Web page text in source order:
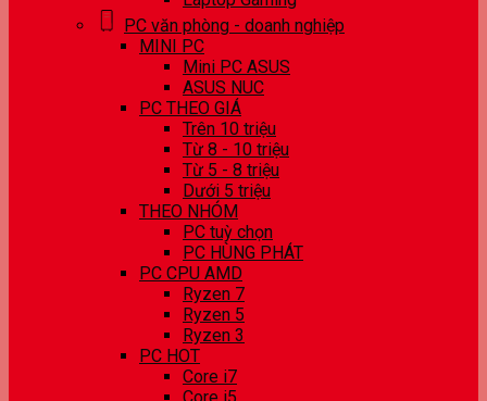
PC văn phòng - doanh nghiệp
MINI PC
Mini PC ASUS
ASUS NUC
PC THEO GIÁ
Trên 10 triệu
Từ 8 - 10 triệu
Từ 5 - 8 triệu
Dưới 5 triệu
THEO NHÓM
PC tuỳ chọn
PC HÙNG PHÁT
PC CPU AMD
Ryzen 7
Ryzen 5
Ryzen 3
PC HOT
Core i7